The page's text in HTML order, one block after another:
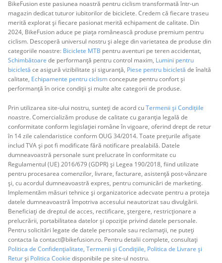
BikeFusion este pasiunea noastră pentru ciclism transformată într-un
magazin dedicat tuturor iubitorilor de biciclete. Credem că fiecare traseu
merită explorat și fiecare pasionat merită echipament de calitate. Din
2024, BikeFusion aduce pe piața românească produse premium pentru
ciclism. Descoperă universul nostru și alege din varietatea de produse din
categoriile noastre: Biciclete MTB pentru aventuri pe teren accidentat,
Schimbătoare de performanță pentru control maxim, Lumini pentru
bicicletă ce asigură vizibilitate și siguranță, Piese pentru bicicletă de înaltă
calitate, Echipamente pentru ciclismconcepute pentru confort și
performanță în orice condiții și multe alte categorii de produse.
Prin utilizarea site-ului nostru, sunteți de acord cuTermenii și Condițiile
noastre. Comercializăm produse de calitate cu garanția legală de
conformitate conform legislației române în vigoare, oferind drept de retur
în 14 zile calendaristice conform OUG 34/2014. Toate prețurile afișate
includ TVA și pot fi modificate fără notificare prealabilă. Datele
dumneavoastră personale sunt prelucrate în conformitate cu
Regulamentul (UE) 2016/679 (GDPR) și Legea 190/2018, fiind utilizate
pentru procesarea comenzilor, livrare, facturare, asistență post-vânzare
și, cu acordul dumneavoastră expres, pentru comunicări de marketing.
Implementăm măsuri tehnice și organizatorice adecvate pentru a proteja
datele dumneavoastră împotriva accesului neautorizat sau divulgării.
Beneficiați de dreptul de acces, rectificare, ștergere, restricționare a
prelucrării, portabilitatea datelor și opoziție privind datele personale.
Pentru solicitări legate de datele personale sau reclamații, ne puteți
contacta la contact@bikefusion.ro. Pentru detalii complete, consultați
Politica de Confidențialitate, Termenii și Condițiile, Politica de Livrare și
Returși Politica Cookie disponibile pe site-ul nostru.